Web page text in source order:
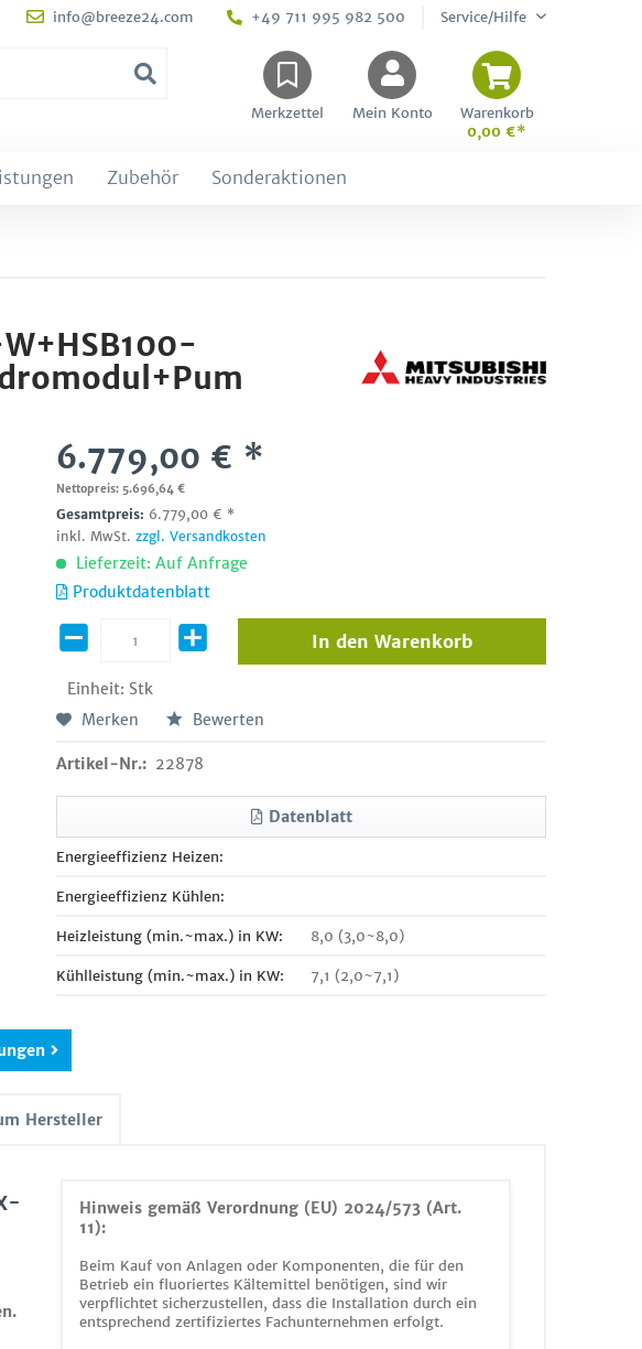
info@breeze24.com +49 711 995 982 500 Service/Hilfe
Merkzettel Mein Konto
Warenkorb
0,00 €*
Zubehör Sonderaktionen
6.779,00 € *
Nettopreis: 5.696,64 €
Gesamtpreis: 6.779,00 € *
inkl. MwSt.zzgl. Versandkosten
Lieferzeit: Auf Anfrage
Produktdatenblatt
Einheit: Stk
In den Warenkorb
Merken Bewerten
Artikel-Nr.: 22878
Datenblatt
Energieeffizienz Heizen:
Energieeffizienz Kühlen:
Heizleistung (min.~max.) in KW: 8,0 (3,0~8,0)
Kühlleistung (min.~max.) in KW: 7,1 (2,0~7,1)
Hersteller
Hinweis gemäß Verordnung (EU) 2024/573 (Art.
11):
Beim Kauf von Anlagen oder Komponenten, die für den
Betrieb ein fluoriertes Kältemittel benötigen, sind wir
verpflichtet sicherzustellen, dass die Installation durch ein
entsprechend zertifiziertes Fachunternehmen erfolgt.